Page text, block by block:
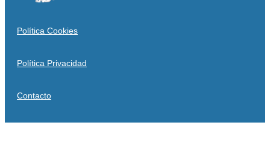
Política Cookies
Política Privacidad
Contacto